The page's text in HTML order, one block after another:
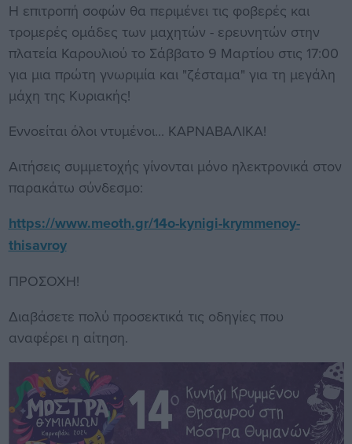
Η επιτροπή σοφών θα περιμένει τις φοβερές και
τρομερές ομάδες των μαχητών - ερευνητών στην
πλατεία Καρουλιού το Σάββατο 9 Μαρτίου στις 17:00
για μια πρώτη γνωριμία και "ζέσταμα" για τη μεγάλη
μάχη της Κυριακής!
Εννοείται όλοι ντυμένοι... ΚΑΡΝΑΒΑΛΙΚΑ!
Αιτήσεις συμμετοχής γίνονται μόνο ηλεκτρονικά στον
παρακάτω σύνδεσμο:
https://www.meoth.gr/14o-kynigi-krymmenoy-
thisavroy
ΠΡΟΣΟΧΗ!
Διαβάσετε πολύ προσεκτικά τις οδηγίες που
αναφέρει η αίτηση.